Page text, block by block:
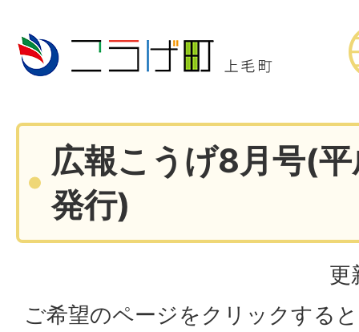
広報こうげ8月号(
発行)
更
ご希望のページをクリックする